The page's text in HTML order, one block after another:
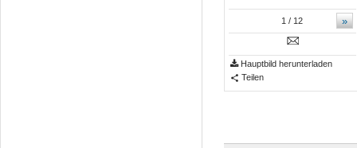
»
1 / 12
Hauptbild herunterladen
Teilen